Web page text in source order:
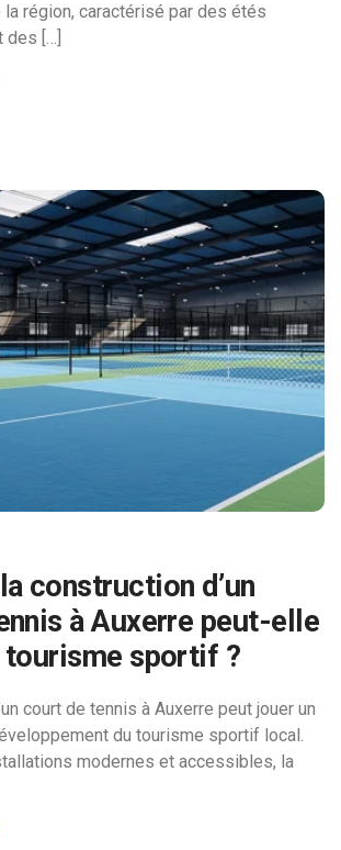
région, caractérisé par des étés
des […]
construction d’un
à Auxerre peut-elle
tourisme sportif ?
court de tennis à Auxerre peut jouer un
du tourisme sportif local.
modernes et accessibles, la